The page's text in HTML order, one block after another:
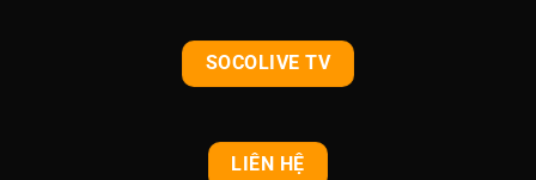
SOCOLIVE TV
LIÊN HỆ